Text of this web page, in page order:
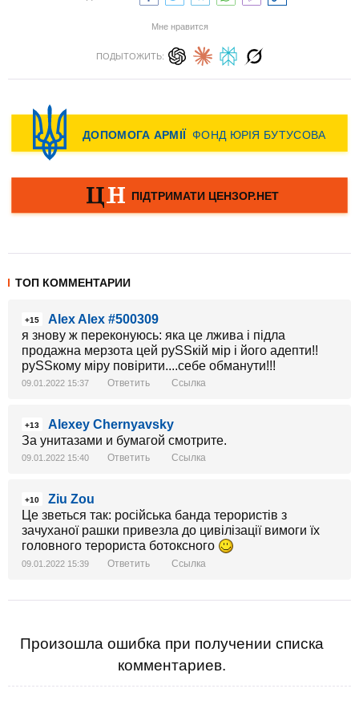
Мне нравится
ПОДЫТОЖИТЬ:
ТОП КОММЕНТАРИИ
+15
Alex Alex #500309
я знову ж переконуюсь: яка це лжива і підла
продажна мерзота цей руSSкій мір і його адепти!!
руSSкому міру повірити....себе обманути!!!
09.01.2022 15:37 Ответить Ссылка
+13
Alexey Chernyavsky
За унитазами и бумагой смотрите.
09.01.2022 15:40 Ответить Ссылка
+10
Ziu Zou
Це зветься так: російська банда терористів з
зачуханої рашки привезла до цивілізації вимоги їх
головного терориста ботоксного
09.01.2022 15:39 Ответить Ссылка
Произошла ошибка при получении списка
комментариев.